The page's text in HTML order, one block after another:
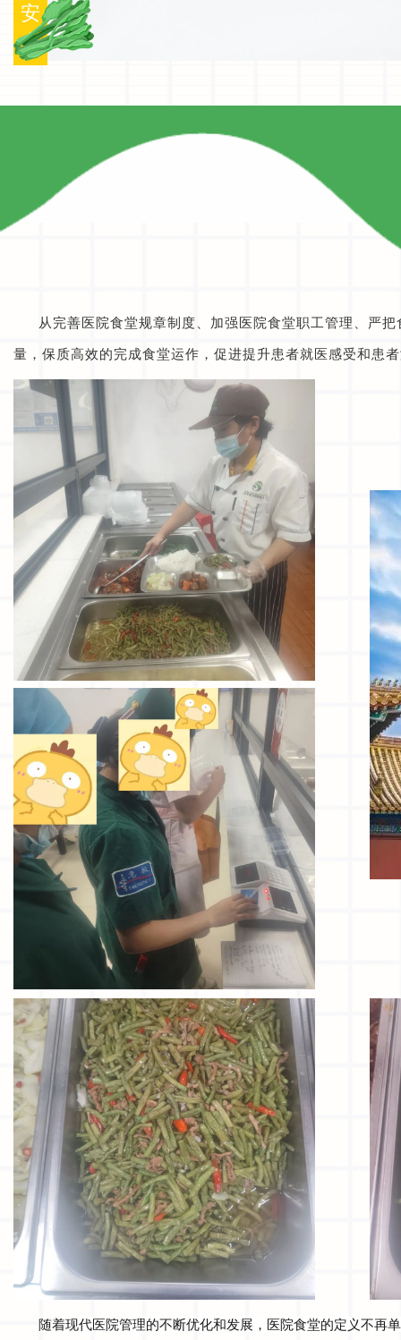
安
全
从完善医院食堂规章制度、加强医院食堂职工管理、严
量，保质高效的完成食堂运作，促进提升患者就医感受和患
随着现代医院管理的不断优化和发展，医院食堂的定义不再